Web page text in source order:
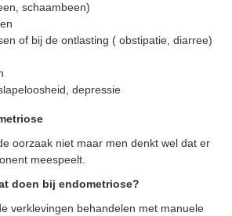
schaambeen)
of bij de ontlasting ( obstipatie, diarree)
depressie
oorzaak niet maar men denkt wel dat er
meespeelt.
doen bij endometriose?
verklevingen behandelen met manuele